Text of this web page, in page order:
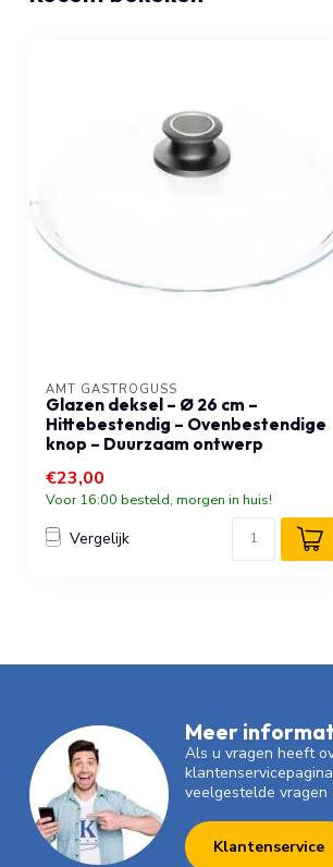
AMT GASTROGUSS
Glazen deksel – Ø 26 cm –
Hittebestendig – Ovenbestendige
knop – Duurzaam ontwerp
€23,00
Voor 16:00 besteld, morgen in huis!
Vergelijk
Meer
Als u vragen heeft
veelgestelde vragen
Klantenservice